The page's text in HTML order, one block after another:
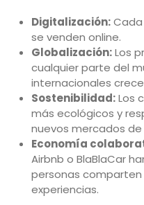
Digitalización:
se venden online.
Globalización:Los
cualquier parte del
internacionales
Sostenibilidad:Los
más ecológicos y
nuevos mercados de
Economía
Airbnb o BlaBlaCar
personas comparten
experiencias.